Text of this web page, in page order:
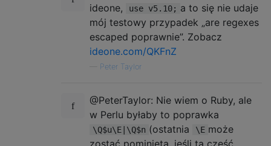
ideone,
use v5.10; a to się nie udaje
mój testowy przypadek „are regexes
escaped poprawnie”. Zobacz
ideone.com/QKFnZ
Peter Taylor
@PeterTaylor: Nie wiem o Ruby, ale
w Perlu byłaby to poprawka
\Q$u\E|\Q$n (ostatnia \E może
zostać pominięta, jeśli ta część